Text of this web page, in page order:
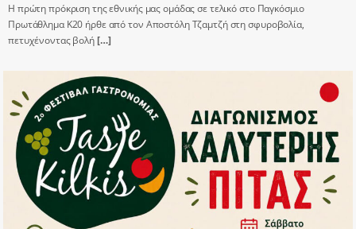
Η πρώτη πρόκριση της εθνικής μας ομάδας σε τελικό στο Παγκόσμιο
Πρωτάθλημα Κ20 ήρθε από τον Αποστόλη Τζαμτζή στη σφυροβολία,
πετυχένοντας βολή[…]